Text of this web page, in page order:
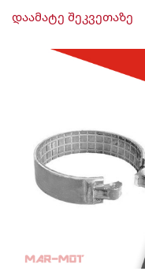
დაამატე შეკვეთაზე